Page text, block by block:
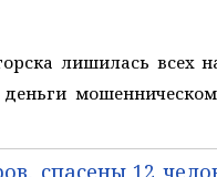
лишилась всех
спасены 12